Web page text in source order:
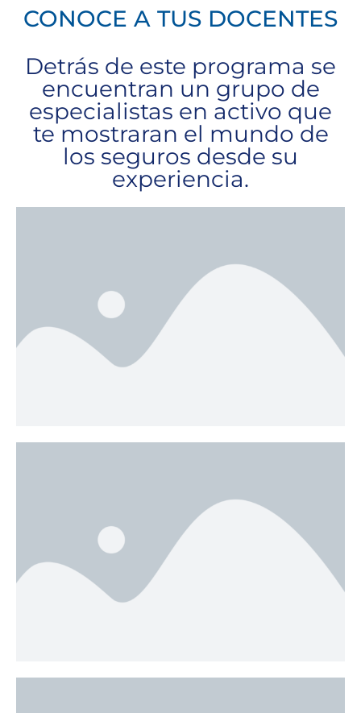
CONOCE A TUS DOCENTES
Detrás de este programa se
encuentran un grupo de
especialistas en activo que
te mostraran el mundo de
los seguros desde su
experiencia.